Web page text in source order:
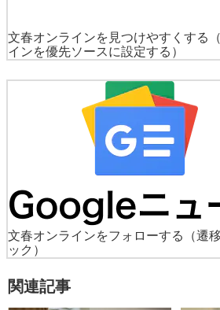
文春オンラインを見つけやすくする
インを優先ソースに設定する）
文春オンラインをフォローする
（遷
ック）
関連記事